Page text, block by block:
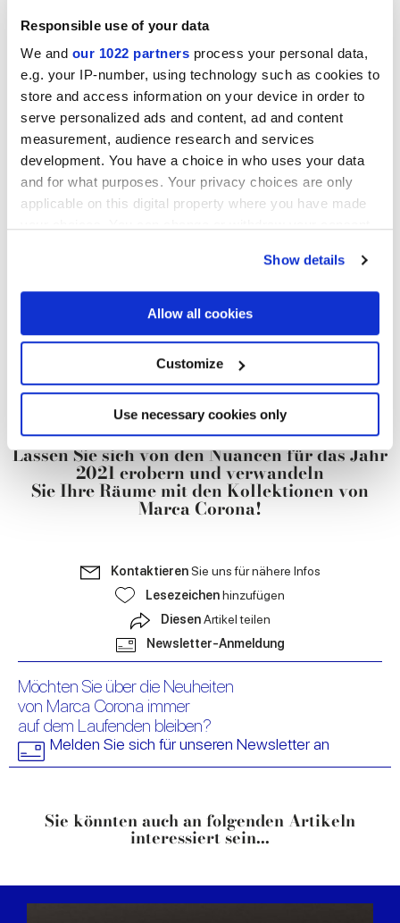
Responsible use of your data
We and our 1022 partners process your personal data,
e.g. your IP-number, using technology such as cookies to
store and access information on your device in order to
serve personalized ads and content, ad and content
measurement, audience research and services
development. You have a choice in who uses your data
and for what purposes. Your privacy choices are only
applicable on this digital property where you have made
If you allow, we would also like to:
Collect information about your geographical
location which can be accurate to within several
Identify your device by actively scanning it for
specific characteristics (fingerprinting)
Find out more about how your personal data is processed
and set your preferences in thedetails section.
We use cookies to personalise content and ads, to
provide social media features and to analyse our traffic.
We also share information about your use of our site with
provided to them or that they’ve collected from your use
of their services.
Show details
Allow all cookies
Customize
Use necessary cookies only
Lassen Sie sich von den Nuancen für das Jahr
2021 erobern und verwandeln
Sie Ihre Räume mit den Kollektionen von
Marca Corona!
KontaktierenSie uns für nähere Infos
Lesezeichenhinzufügen
DiesenArtikel teilen
Newsletter-Anmeldung
Möchten Sie über die Neuheiten
von Marca Corona immer
auf dem Laufenden bleiben?
Melden Sie sich für unseren Newsletter an
Sie könnten auch an folgenden Artikeln
interessiert sein...